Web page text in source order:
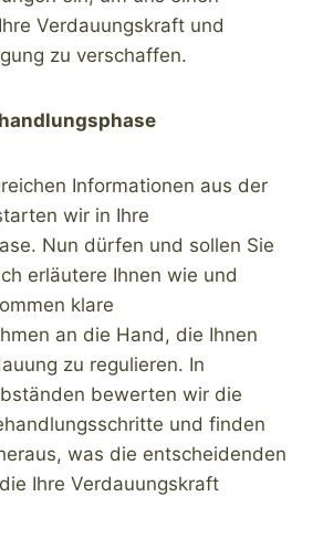
Verdauungskraft und
zu verschaffen.
Informationen aus der
wir in Ihre
Nun dürfen und sollen Sie
erläutere Ihnen wie und
klare
an die Hand, die Ihnen
zu regulieren. In
bewerten wir die
und finden
was die entscheidenden
Ihre Verdauungskraft